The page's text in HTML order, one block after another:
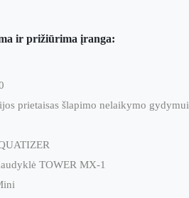
ir prižiūrima įranga:
prietaisas šlapimo nelaikymo gydymui
TOWER MX-1